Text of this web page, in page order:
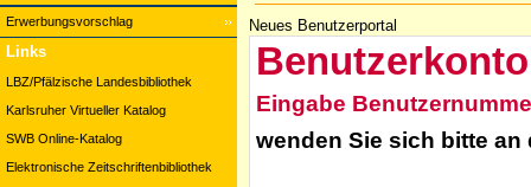
Erwerbungsvorschlag
Links
LBZ/Pfälzische Landesbibliothek
Karlsruher Virtueller Katalog
SWB Online-Katalog
Elektronische Zeitschriftenbibliothek
Neues Benutzerportal
Benutzerkonto
Eingabe
wenden Sie sich bitte